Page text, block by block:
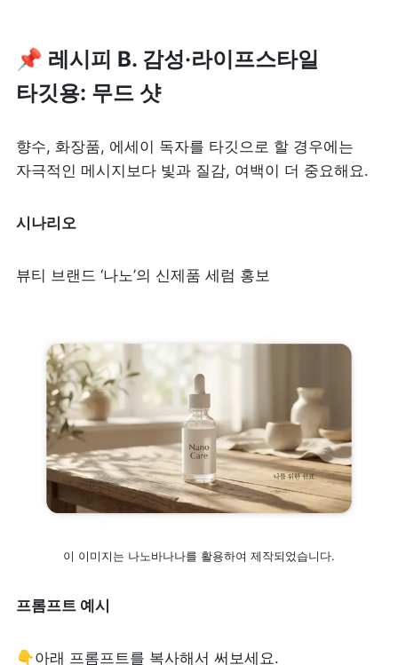
📌 레시피 B. 감성·라이프스타일
타깃용: 무드 샷
향수, 화장품, 에세이 독자를 타깃으로 할 경우에는
자극적인 메시지보다 빛과 질감, 여백이 더 중요해요.
시나리오
뷰티 브랜드 ‘나노’의 신제품 세럼 홍보
이 이미지는 나노바나나를 활용하여 제작되었습니다.
프롬프트 예시
👇아래 프롬프트를 복사해서 써보세요.